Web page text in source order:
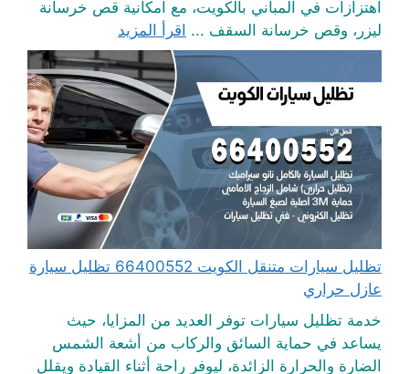
اهتزازات في المباني بالكويت، مع امكانية قص خرسانة
ليزر، وقص خرسانة السقف ... اقرأ المزيد
تظليل سيارات متنقل الكويت 66400552 تظليل سيارة
عازل حراري
خدمة تظليل سيارات توفر العديد من المزايا، حيث
يساعد في حماية السائق والركاب من أشعة الشمس
الضارة والحرارة الزائدة، ليوفر راحة أثناء القيادة ويقلل